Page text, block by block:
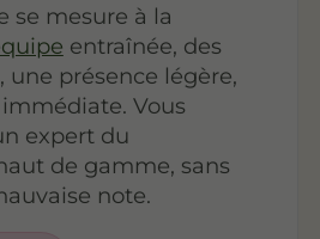
se mesure à la
entraînée, des
une présence légère,
immédiate. Vous
expert du
de gamme, sans
note.